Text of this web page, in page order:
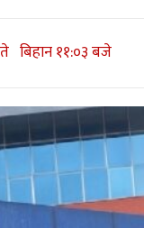
बिहान ११:०३ बजे